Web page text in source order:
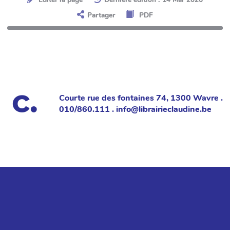
Partager
PDF
Courte rue des fontaines 74, 1300 Wavre .
010/860.111 . info@librairieclaudine.be